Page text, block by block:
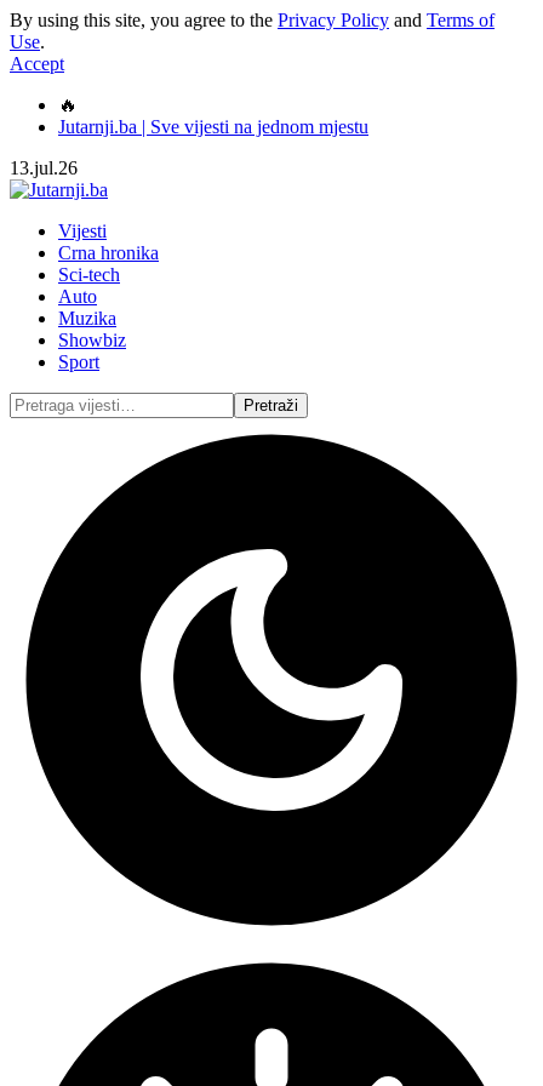
By using this site, you agree to the Privacy Policy and Terms of
Use.
Accept
🔥
Jutarnji.ba | Sve vijesti na jednom mjestu
13.jul.26
Vijesti
Crna hronika
Sci-tech
Auto
Muzika
Showbiz
Sport